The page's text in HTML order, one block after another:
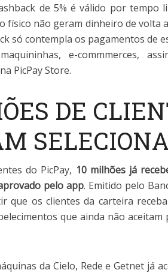
de 5% é válido por tempo
físico não geram dinheiro de volta
só contempla os pagamentos de
e-commmerces,
PicPay Store.
DE
do PicPay, 10 milhões já
pelo app. Emitido pelo
que os clientes da carteira
que ainda não
da Cielo, Rede e Getnet já